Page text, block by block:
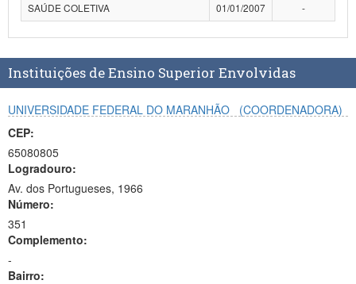
SAÚDE COLETIVA
01/01/2007 -
Instituições de Ensino Superior Envolvidas
UNIVERSIDADE FEDERAL DO MARANHÃO
(COORDENADORA)
CEP:
65080805
Logradouro:
Av. dos Portugueses, 1966
Número:
351
Complemento:
-
Bairro: